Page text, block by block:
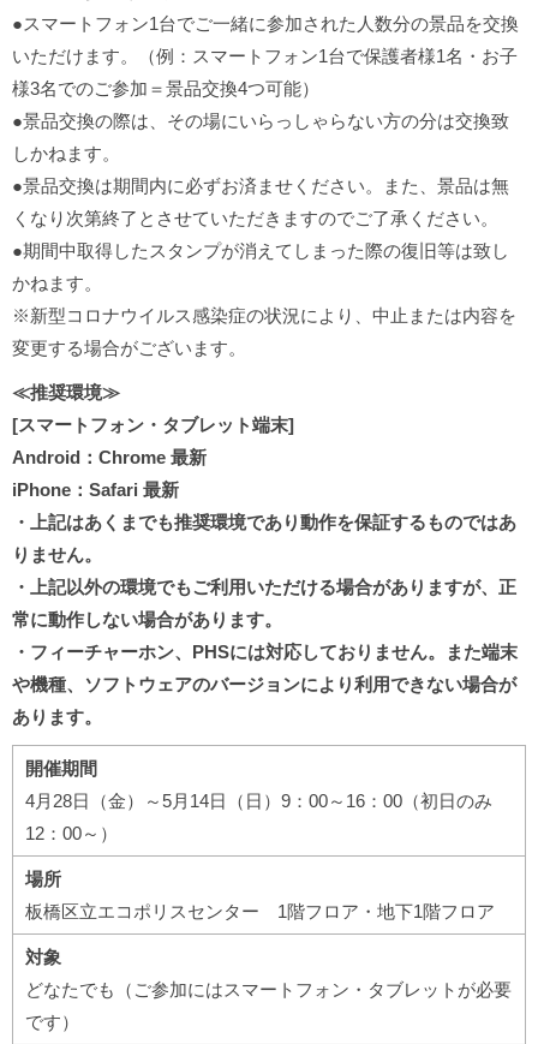
●スマートフォン1台でご一緒に参加された人数分の景品を交換
いただけます。（例：スマートフォン1台で保護者様1名・お子
様3名でのご参加＝景品交換4つ可能）
●景品交換の際は、その場にいらっしゃらない方の分は交換致
しかねます。
●景品交換は期間内に必ずお済ませください。また、景品は無
くなり次第終了とさせていただきますのでご了承ください。
●期間中取得したスタンプが消えてしまった際の復旧等は致し
かねます。
※新型コロナウイルス感染症の状況により、中止または内容を
変更する場合がございます。
≪推奨環境≫
[スマートフォン・タブレット端末]
Android：Chrome 最新
iPhone：Safari 最新
・上記はあくまでも推奨環境であり動作を保証するものではあ
りません。
・上記以外の環境でもご利用いただける場合がありますが、正
常に動作しない場合があります。
・フィーチャーホン、PHSには対応しておりません。また端末
や機種、ソフトウェアのバージョンにより利用できない場合が
あります。
開催期間
4月28日（金）～5月14日（日）9：00～16：00（初日のみ
12：00～）
場所
板橋区立エコポリスセンター 1階フロア・地下1階フロア
対象
どなたでも（ご参加にはスマートフォン・タブレットが必要
です）